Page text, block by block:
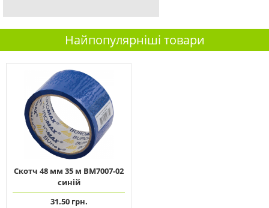
Найпопулярніші товари
Скотч 48 мм 35 м ВМ7007-02
синій
31.50 грн.